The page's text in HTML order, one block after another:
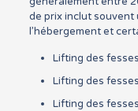
de prix inclut souvent
l’hébergement et
Lifting des
Lifting des
Lifting des